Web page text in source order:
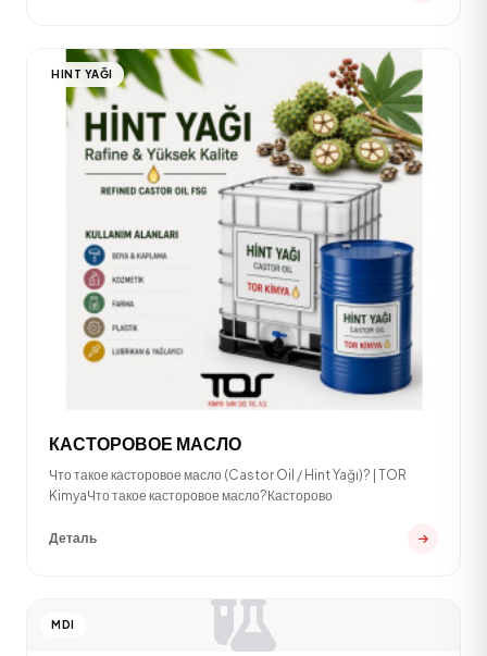
HINT YAĞI
КАСТОРОВОЕ МАСЛО
Что такое касторовое масло (Castor Oil / Hint Yağı)? | TOR
KimyaЧто такое касторовое масло?Касторово
Деталь
MDI